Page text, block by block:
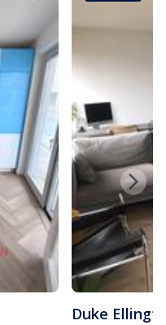
Duke